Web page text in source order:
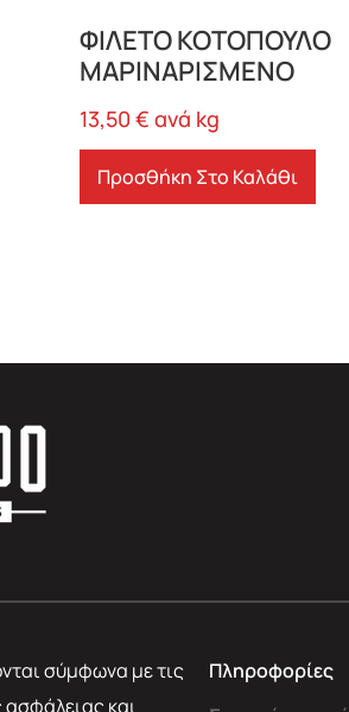
ΦΙΛΕΤΟ ΚΟΤΟΠΟΥΛΟ
ΜΑΡΙΝΑΡΙΣΜΕΝΟ
13,50 € ανά kg
Προσθήκη Στο Καλάθι
σύμφωνα με τις
και
Πληροφορίες